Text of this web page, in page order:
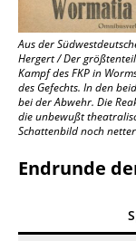
Aus der
Hergert / Der
Kampf des FKP in
des Gefechts. In den
bei der Abwehr. Die
die unbewußt
Schattenbild noch netter
Endrunde